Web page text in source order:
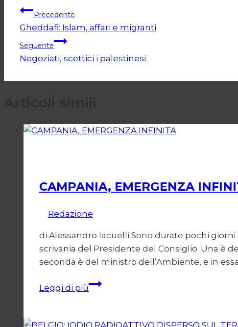
Navigazione
articoli
Precedente
Gheddafi: Islam, affari e migranti
Seguente
Negoziati, scettici i palestinesi
CAMPANIA, EMERGENZA
Redazione
di Alessandro Iacuelli Sono durate pochi
scrivania del Presidente del Consiglio. Una è
seconda è del ministro dell’Ambiente, e in
Leggi di piùCAMPANIA,